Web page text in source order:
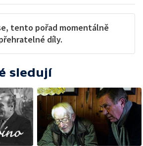
tento pořad momentálně
díly.
sledují